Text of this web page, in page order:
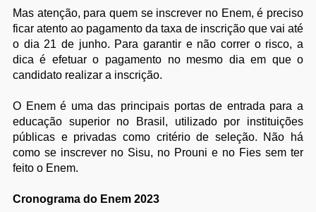
Mas atenção, para quem se inscrever no Enem, é preciso
ficar atento ao pagamento da taxa de inscrição que vai até
o dia 21 de junho. Para garantir e não correr o risco, a
dica é efetuar o pagamento no mesmo dia em que o
candidato realizar a inscrição.
O Enem é uma das principais portas de entrada para a
educação superior no Brasil, utilizado por instituições
públicas e privadas como critério de seleção. Não há
como se inscrever no Sisu, no Prouni e no Fies sem ter
feito o Enem.
Cronograma do Enem 2023